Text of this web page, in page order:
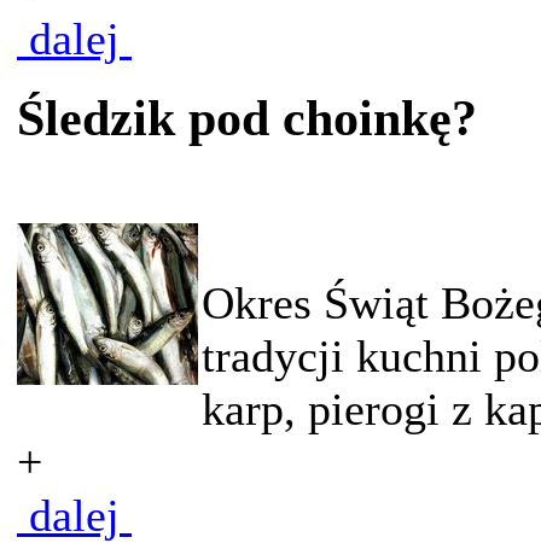
dalej
Śledzik pod choinkę?
Okres Świąt
tradycji kuchni
karp, pierogi z
+
dalej